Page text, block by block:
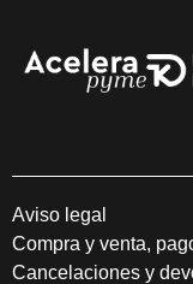
Aviso legal
Compra y venta,
Cancelaciones y